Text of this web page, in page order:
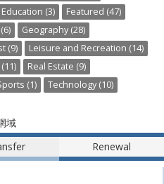
Education (3)
Featured (47)
Geography (28)
(9)
Leisure and Recreation (14)
Real Estate (9)
(1) Technology (10)
域
Renewal